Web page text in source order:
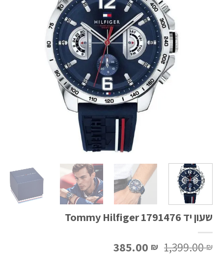
שעון יד Tommy Hilfiger 1791476
1,399.00₪ המחיר
385.00 ₪ המחיר